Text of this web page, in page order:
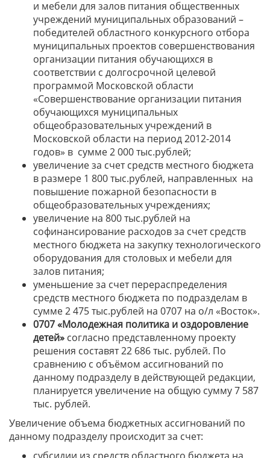
и мебели для залов питания общественных
учреждений муниципальных образований –
победителей областного конкурсного отбора
муниципальных проектов совершенствования
организации питания обучающихся в
соответствии с долгосрочной целевой
программой Московской области
«Совершенствование организации питания
обучающихся муниципальных
общеобразовательных учреждений в
Московской области на период 2012-2014
годов» в сумме 2 000 тыс.рублей;
увеличение за счет средств местного бюджета
в размере 1 800 тыс.рублей, направленных на
повышение пожарной безопасности в
общеобразовательных учреждениях;
увеличение на 800 тыс.рублей на
софинансирование расходов за счет средств
местного бюджета на закупку технологического
оборудования для столовых и мебели для
залов питания;
уменьшение за счет перераспределения
средств местного бюджета по подразделам в
сумме 2 475 тыс.рублей на 0707 на о/л «Восток».
0707 «Молодежная политика и оздоровление
детей» согласно представленному проекту
решения составят 22 686 тыс. рублей. По
сравнению с объёмом ассигнований по
данному подразделу в действующей редакции,
планируется увеличение на общую сумму 7 587
тыс. рублей.
Увеличение объема бюджетных ассигнований по
данному подразделу происходит за счет: